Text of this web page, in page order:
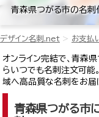
青森県つがる市の名刺
デザイン名刺.net お支払
オンライン完結で、青森
らいつでも名刺注文可能
域へ高品質な名刺をお届
青森県つがる市